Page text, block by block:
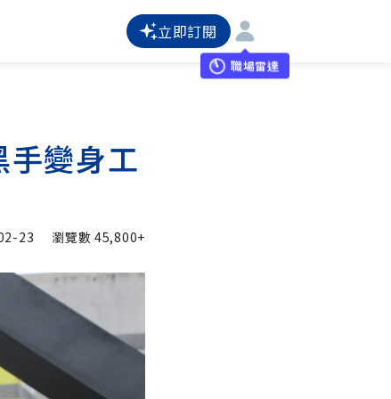
立即訂閱
職場雷達
變身工
23 瀏覽數45,800+